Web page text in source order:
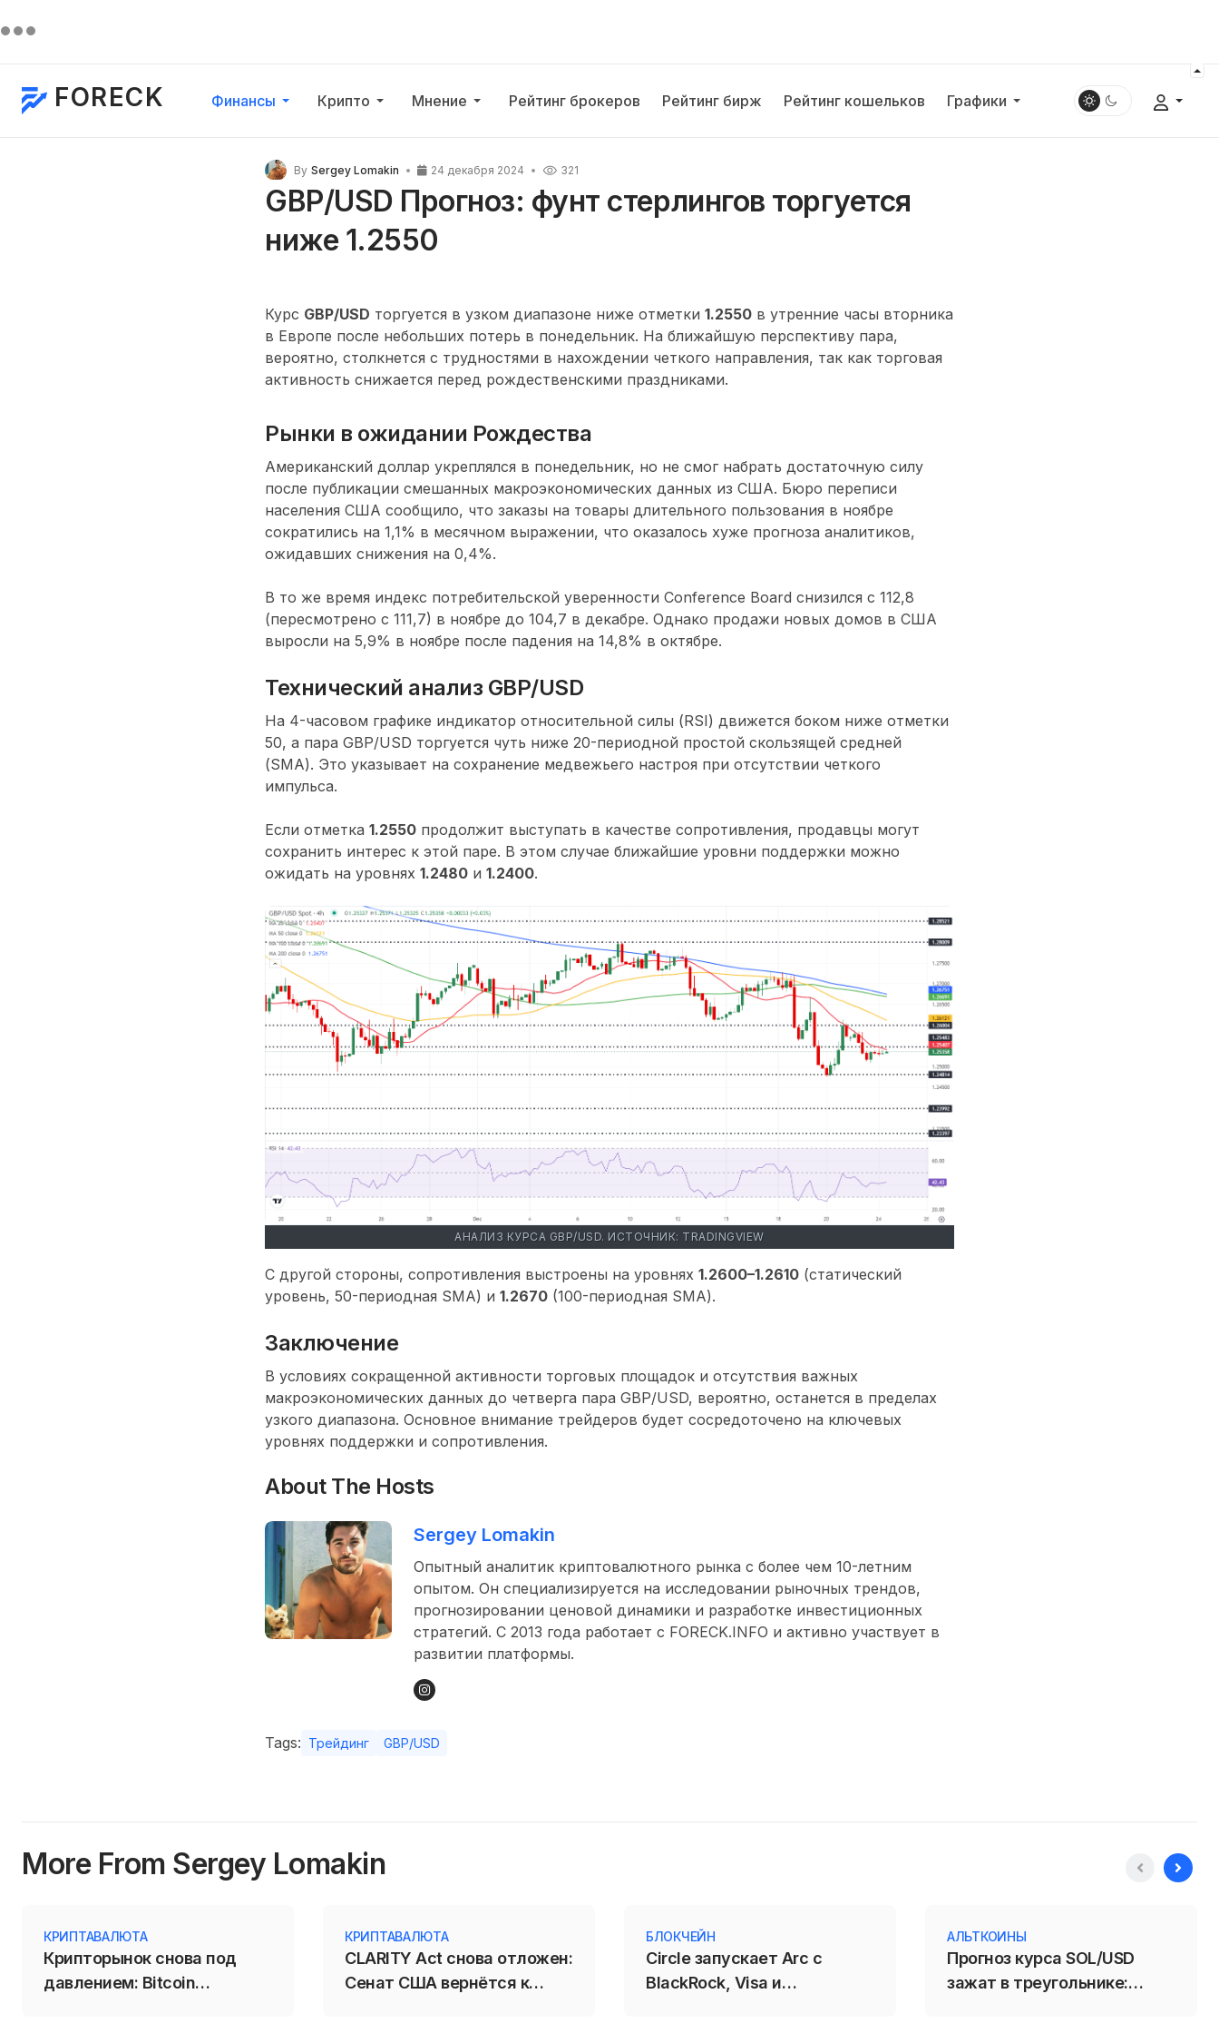
FORECK Финансы Крипто Мнение Рейтинг брокеров Рейтинг бирж Рейтинг кошельков Графики
By Sergey Lomakin 24 декабря 2024 321
GBP/USD Прогноз: фунт стерлингов торгуется
ниже 1.2550
Курс GBP/USD торгуется в узком диапазоне ниже отметки 1.2550 в утренние часы вторника
в Европе после небольших потерь в понедельник. На ближайшую перспективу пара,
вероятно, столкнется с трудностями в нахождении четкого направления, так как торговая
активность снижается перед рождественскими праздниками.
Рынки в ожидании Рождества
Американский доллар укреплялся в понедельник, но не смог набрать достаточную силу
после публикации смешанных макроэкономических данных из США. Бюро переписи
населения США сообщило, что заказы на товары длительного пользования в ноябре
сократились на 1,1% в месячном выражении, что оказалось хуже прогноза аналитиков,
ожидавших снижения на 0,4%.
В то же время индекс потребительской уверенности Conference Board снизился с 112,8
(пересмотрено с 111,7) в ноябре до 104,7 в декабре. Однако продажи новых домов в США
выросли на 5,9% в ноябре после падения на 14,8% в октябре.
Технический анализ GBP/USD
На 4-часовом графике индикатор относительной силы (RSI) движется боком ниже отметки
50, а пара GBP/USD торгуется чуть ниже 20-периодной простой скользящей средней
(SMA). Это указывает на сохранение медвежьего настроя при отсутствии четкого
импульса.
Если отметка 1.2550 продолжит выступать в качестве сопротивления, продавцы могут
сохранить интерес к этой паре. В этом случае ближайшие уровни поддержки можно
ожидать на уровнях 1.2480 и 1.2400.
АНАЛИЗ КУРСА GBP/USD. ИСТОЧНИК: TRADINGVIEW
С другой стороны, сопротивления выстроены на уровнях 1.2600–1.2610 (статический
уровень, 50-периодная SMA) и 1.2670 (100-периодная SMA).
Заключение
В условиях сокращенной активности торговых площадок и отсутствия важных
макроэкономических данных до четверга пара GBP/USD, вероятно, останется в пределах
узкого диапазона. Основное внимание трейдеров будет сосредоточено на ключевых
уровнях поддержки и сопротивления.
About The Hosts
Sergey Lomakin
Опытный аналитик криптовалютного рынка с более чем 10-летним
опытом. Он специализируется на исследовании рыночных трендов,
прогнозировании ценовой динамики и разработке инвестиционных
стратегий. С 2013 года работает с FORECK.INFO и активно участвует в
развитии платформы.
Tags: Трейдинг GBP/USD
More From Sergey Lomakin
КРИПТАВАЛЮТА
Крипторынок снова под
давлением: Bitcoin
КРИПТАВАЛЮТА
CLARITY Act снова отложен:
Сенат США вернётся к
БЛОКЧЕЙН
Circle запускает Arc с
BlackRock, Visa и
АЛЬТКОИНЫ
Прогноз курса SOL/USD
зажат в треугольнике: